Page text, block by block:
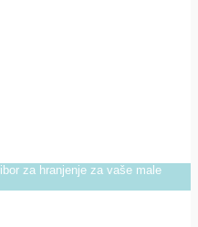
za hranjenje za vaše male